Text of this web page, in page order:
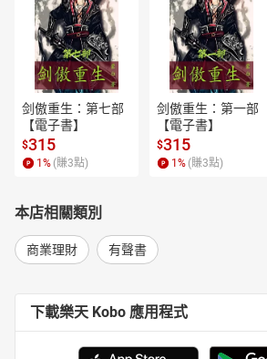
剑傲重生：第七部
【電子書】
$315
1 % (賺3點)
剑傲重生：第一部
【電子書】
$315
1 % (賺3點)
本店相關類別
商業理財 有聲書
下載樂天 Kobo 應用程式